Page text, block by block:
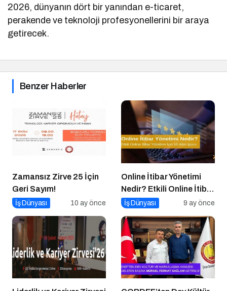
2026, dünyanın dört bir yanından e-ticaret,
perakende ve teknoloji profesyonellerini bir araya
getirecek.
Benzer Haberler
Zamansız Zirve 25 İçin
Geri Sayım!
İş Dünyası 10 ay önce
Online İtibar Yönetimi
Nedir? Etkili Online İtibar
Yönetimi İçin 10 Altın
İş Dünyası 9 ay önce